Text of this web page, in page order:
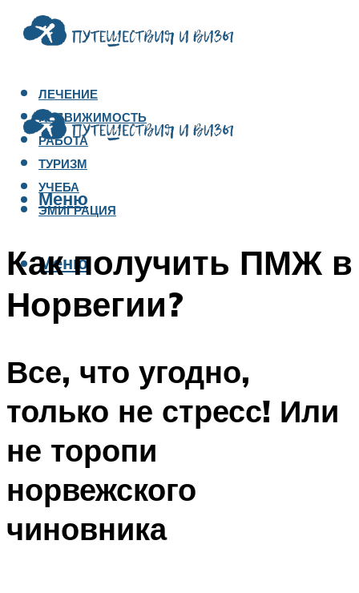
ЛЕЧЕНИЕ
НЕДВИЖИМОСТЬ
РАБОТА
ТУРИЗМ
УЧЕБА
ЭМИГРАЦИЯ
Меню
Меню
Как получить ПМЖ в
Норвегии?
Все, что угодно,
только не стресс! Или
не торопи
норвежского
чиновника